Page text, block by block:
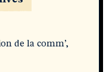
de la comm’,